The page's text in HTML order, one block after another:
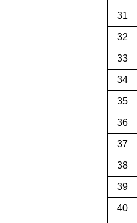
31
32
33
34
35
36
37
38
39
40